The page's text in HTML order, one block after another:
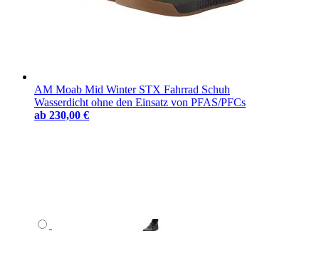
AM Moab Mid Winter STX Fahrrad Schuh
Wasserdicht ohne den Einsatz von PFAS/PFCs
ab 230,00 €